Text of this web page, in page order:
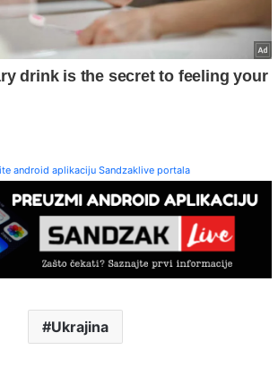
android aplikaciju Sandzaklive portala
Ukrajina